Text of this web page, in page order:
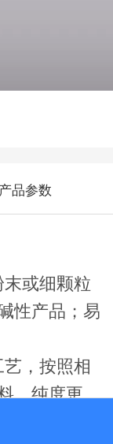
产品参数
或细颗粒
性产品；易
，按照相
，纯度更
酸钠可以在